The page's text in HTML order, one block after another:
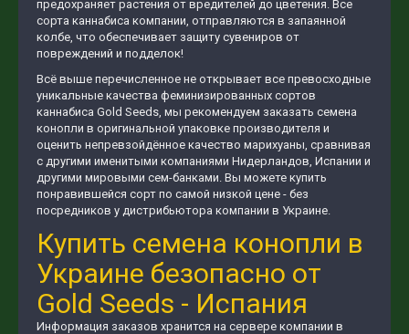
предохраняет растения от вредителей до цветения. Все
сорта каннабиса компании, отправляются в запаянной
колбе, что обеспечивает защиту сувениров от
повреждений и подделок!
Всё выше перечисленное не открывает все превосходные
уникальные качества феминизированных сортов
каннабиса Gold Seeds, мы рекомендуем заказать семена
конопли в оригинальной упаковке производителя и
оценить непревзойдённое качество марихуаны, сравнивая
с другими именитыми компаниями Нидерландов, Испании и
другими мировыми сем-банками. Вы можете купить
понравившейся сорт по самой низкой цене - без
посредников у дистрибьютора компании в Украине.
Купить семена конопли в
Украине безопасно от
Gold Seeds - Испания
Информация заказов хранится на сервере компании в